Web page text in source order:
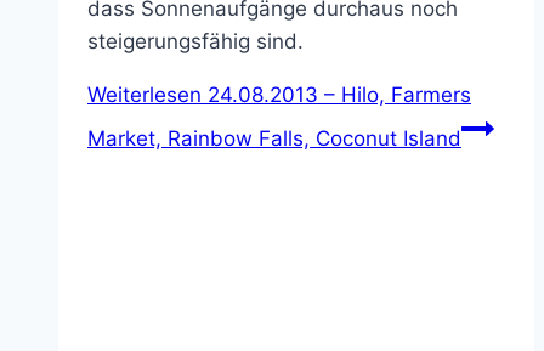
dass Sonnenaufgänge durchaus noch
steigerungsfähig sind.
Weiterlesen 24.08.2013 – Hilo, Farmers
Market, Rainbow Falls, Coconut Island